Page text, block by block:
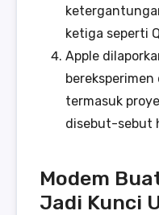
ketiga seperti
Apple
termasuk
disebut-sebut
Modem
Jadi Kunci